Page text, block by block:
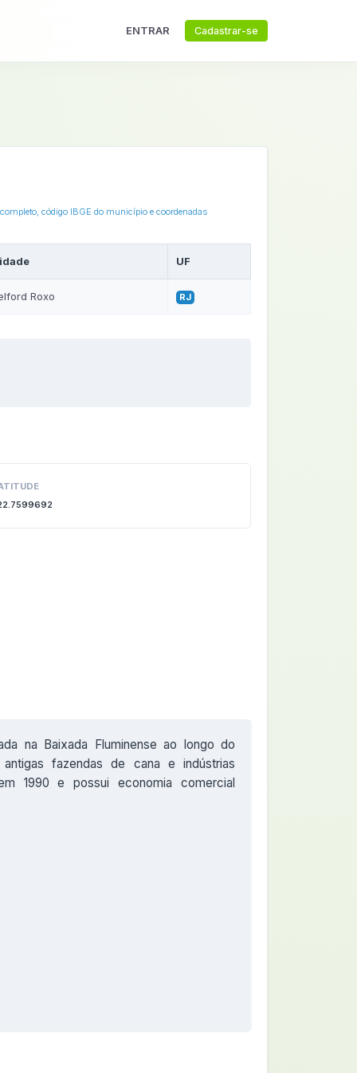
ENTRAR Cadastrar-se
código IBGE do município e coordenadas
UF
Roxo RJ
na Baixada Fluminense ao longo do
fazendas de cana e indústrias
1990 e possui economia comercial